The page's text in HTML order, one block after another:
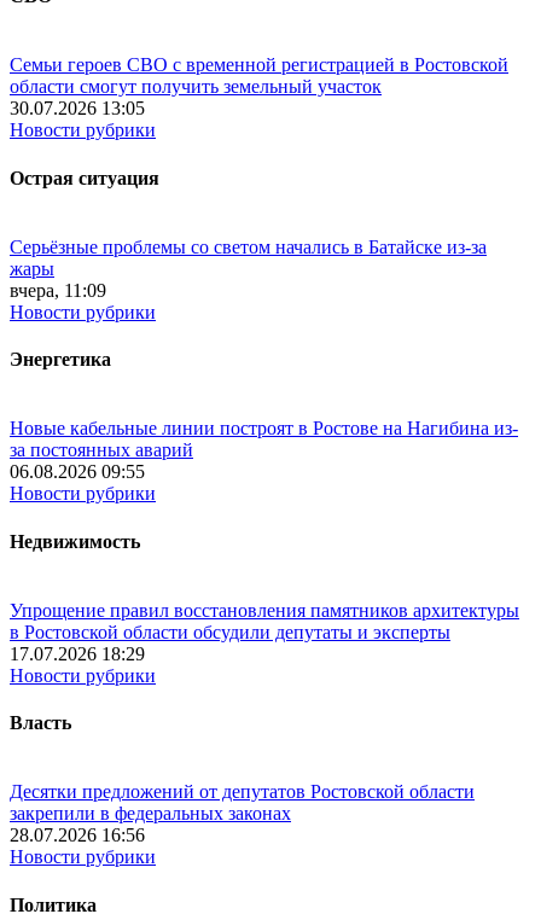
Семьи героев СВО с временной регистрацией в Ростовской
области смогут получить земельный участок
30.07.2026 13:05
Новости рубрики
Острая ситуация
Серьёзные проблемы со светом начались в Батайске из-за
жары
вчера, 11:09
Новости рубрики
Энергетика
Новые кабельные линии построят в Ростове на Нагибина из-
за постоянных аварий
06.08.2026 09:55
Новости рубрики
Недвижимость
Упрощение правил восстановления памятников архитектуры
в Ростовской области обсудили депутаты и эксперты
17.07.2026 18:29
Новости рубрики
Власть
Десятки предложений от депутатов Ростовской области
закрепили в федеральных законах
28.07.2026 16:56
Новости рубрики
Политика